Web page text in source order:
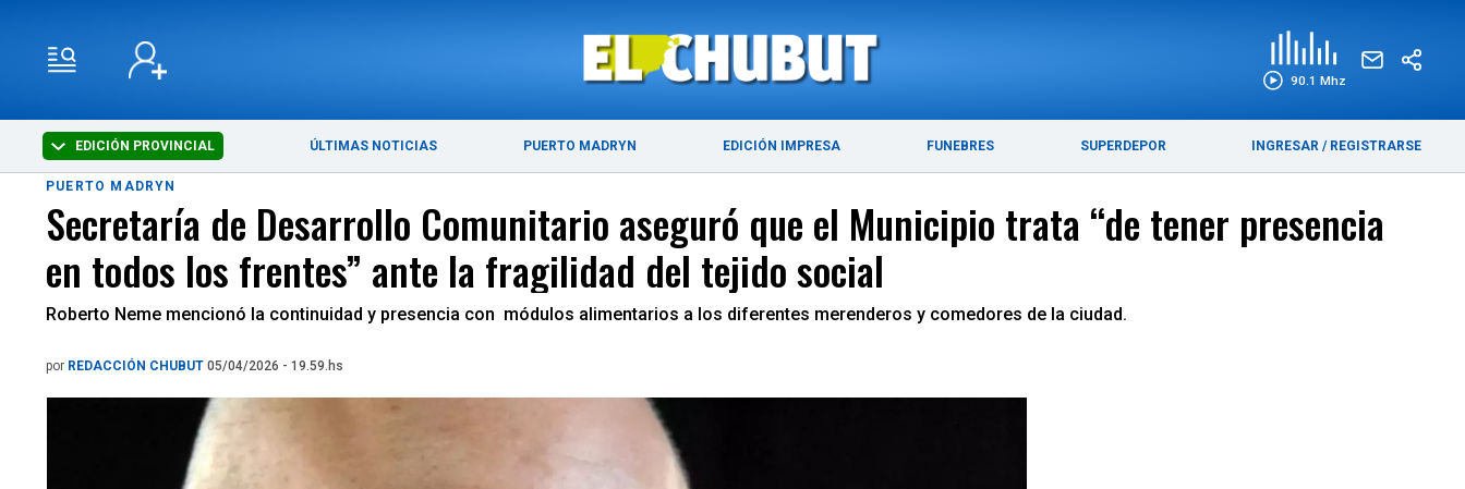
90.1 Mhz
EDICIÓN PROVINCIAL ÚLTIMAS NOTICIAS PUERTO MADRYN EDICIÓN IMPRESA FUNEBRES SUPERDEPOR INGRESAR / REGISTRARSE
ÚLTIMAS NOTICIAS PUERTO MADRYN
PUERTO MADRYN
Secretaría de Desarrollo Comunitario aseguró que el Municipio trata “de tener presencia
en todos los frentes” ante la fragilidad del tejido social
Roberto Neme mencionó la continuidad y presencia con módulos alimentarios a los diferentes merenderos y comedores de la ciudad.
por REDACCIÓN CHUBUT 05/04/2026 - 19.59.hs